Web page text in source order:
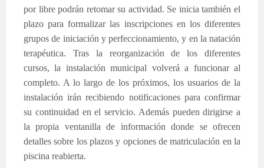
por libre podrán retomar su actividad. Se inicia también el
plazo para formalizar las inscripciones en los diferentes
grupos de iniciación y perfeccionamiento, y en la natación
terapéutica. Tras la reorganización de los diferentes
cursos, la instalación municipal volverá a funcionar al
completo. A lo largo de los próximos, los usuarios de la
instalación irán recibiendo notificaciones para confirmar
su continuidad en el servicio. Además pueden dirigirse a
la propia ventanilla de información donde se ofrecen
detalles sobre los plazos y opciones de matriculación en la
piscina reabierta.